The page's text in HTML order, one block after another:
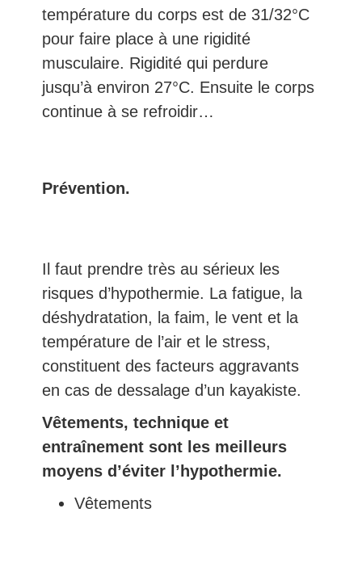
température du corps est de 31/32°C
pour faire place à une rigidité
musculaire. Rigidité qui perdure
jusqu’à environ 27°C. Ensuite le corps
continue à se refroidir…
Prévention.
Il faut prendre très au sérieux les
risques d’hypothermie. La fatigue, la
déshydratation, la faim, le vent et la
température de l’air et le stress,
constituent des facteurs aggravants
en cas de dessalage d’un kayakiste.
Vêtements, technique et
entraînement sont les meilleurs
moyens d’éviter l’hypothermie.
Vêtements